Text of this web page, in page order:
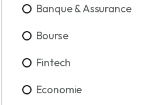
Banque & Assurance
Bourse
Fintech
Economie